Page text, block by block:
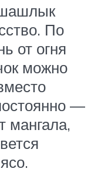
По
от огня
можно
—
мангала,